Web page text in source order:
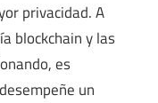
privacidad. A
blockchain y las
es
un